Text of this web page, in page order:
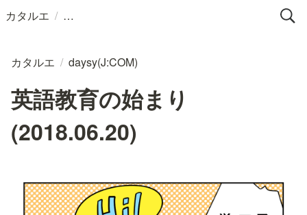
カタルエ /
カタルエ / daysy(J:COM)
英語教育の始まり
(2018.06.20)